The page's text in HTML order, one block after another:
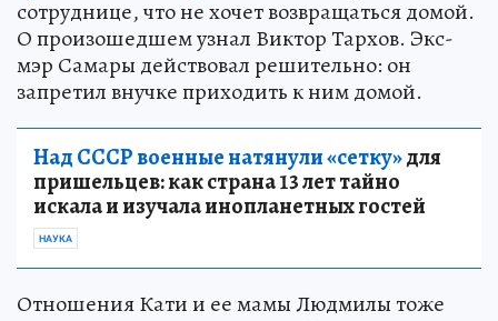
сотруднице, что не хочет возвращаться домой.
О произошедшем узнал Виктор Тархов. Экс-
мэр Самары действовал решительно: он
запретил внучке приходить к ним домой.
Над СССР военные натянули «сетку»для
пришельцев: как страна 13 лет тайно
искала и изучала инопланетных гостей
НАУКА
Отношения Кати и ее мамы Людмилы тоже